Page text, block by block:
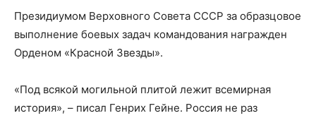
Президиумом Верховного Совета СССР за образцовое
выполнение боевых задач командования награжден
Орденом «Красной Звезды».
«Под всякой могильной плитой лежит всемирная
история», – писал Генрих Гейне. Россия не раз